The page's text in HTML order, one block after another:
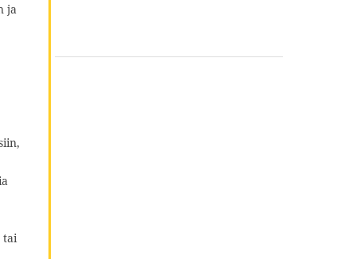
ja
tai